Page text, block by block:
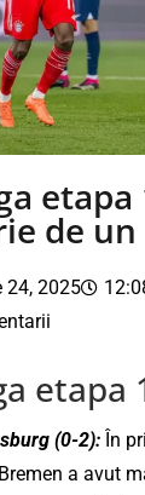
etapa
de
24, 2025
etapa
(0-2): În
a avut